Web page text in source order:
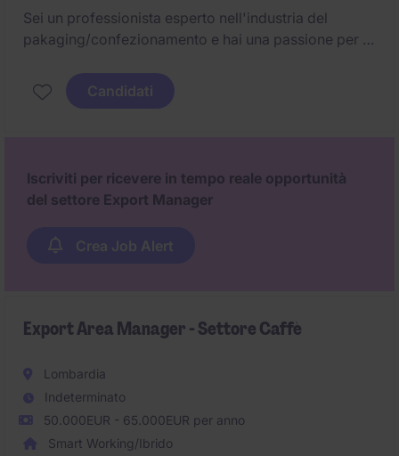
Sei un professionista esperto nell'industria del
pakaging/confezionamento e hai una passione per le
Area Manager per gestire e sviluppare i mercati
esteri con un approccio strategico e orientato ai
Candidati
Iscriviti per ricevere in tempo reale opportunità
del settore Export Manager
Crea Job Alert
Export Area Manager - Settore Caffè
Lombardia
Indeterminato
50.000EUR - 65.000EUR per anno
Smart Working/Ibrido